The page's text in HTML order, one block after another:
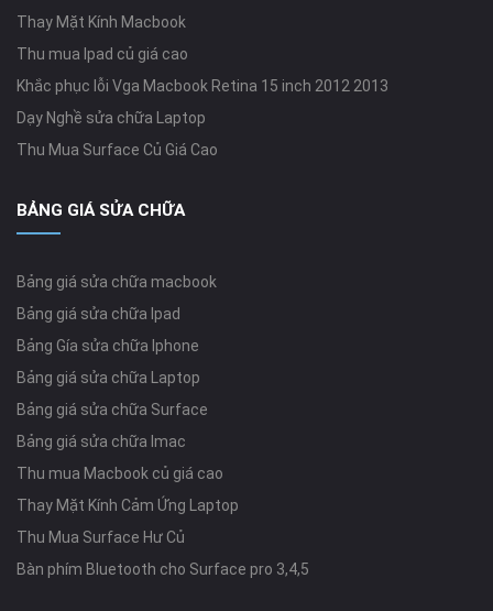
Thay Mặt Kính Macbook
Thu mua Ipad củ giá cao
Khắc phục lỗi Vga Macbook Retina 15 inch 2012 2013
Dạy Nghề sửa chữa Laptop
Thu Mua Surface Củ Giá Cao
BẢNG GIÁ SỬA CHỮA
Bảng giá sửa chữa macbook
Bảng giá sửa chữa Ipad
Bảng Gía sửa chữa Iphone
Bảng giá sửa chữa Laptop
Bảng giá sửa chữa Surface
Bảng giá sửa chữa Imac
Thu mua Macbook củ giá cao
Thay Mặt Kính Cảm Ứng Laptop
Thu Mua Surface Hư Củ
Bàn phím Bluetooth cho Surface pro 3,4,5